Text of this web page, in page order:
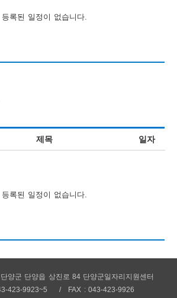
등록된 일정이 없습니다.
제목 일자
등록된 일정이 없습니다.
양군 단양읍 상진로 84 단양군일자리지원센터
423-9923~5
FAX : 043-423-9926